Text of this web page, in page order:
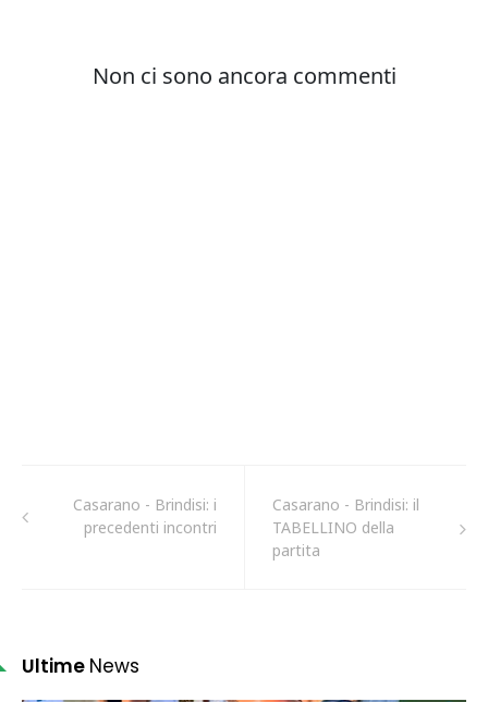
Casarano - Brindisi: i
precedenti incontri
Casarano - Brindisi: il
TABELLINO della
partita
Ultime News